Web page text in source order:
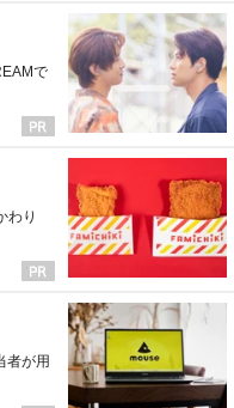
で
わり
者が用